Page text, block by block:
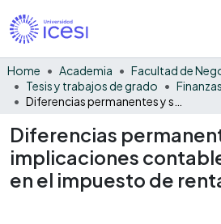
Home Academia
Tesis y trabajos de grado
Finanzas
Diferencias
implicaciones
en el impuesto de